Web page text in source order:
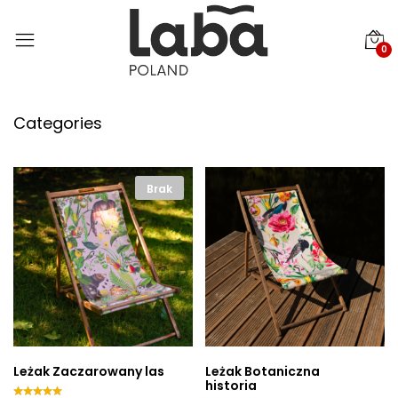
0
Categories
Brak
Leżak Zaczarowany las
Leżak Botaniczna
historia